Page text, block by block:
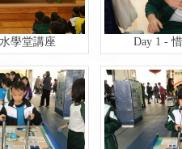
學堂講座 Day 1 -